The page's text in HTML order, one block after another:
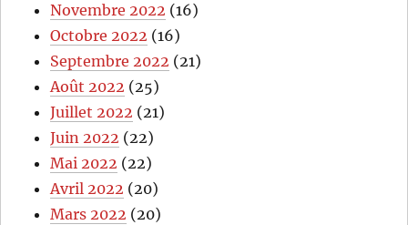
Novembre 2022 (16)
Octobre 2022 (16)
Septembre 2022 (21)
Août 2022 (25)
Juillet 2022 (21)
Juin 2022 (22)
Mai 2022 (22)
Avril 2022 (20)
Mars 2022 (20)